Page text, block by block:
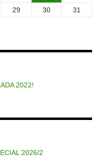
29 30
31
2022!
2026/2